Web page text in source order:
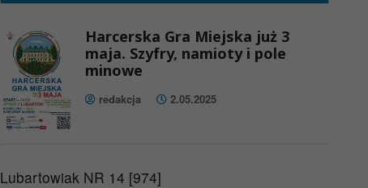
Harcerska Gra Miejska już 3
maja. Szyfry, namioty i pole
minowe
redakcja 2.05.2025
Lubartowiak NR 14 [974]